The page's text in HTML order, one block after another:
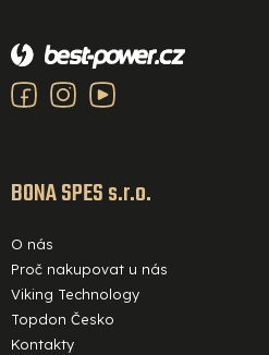
á
a
BONA SPES s.r.o.
O nás
Proč nakupovat u nás
Viking Technology
Topdon Česko
Kontakty